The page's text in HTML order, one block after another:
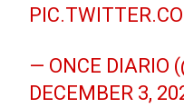
— ONCE DIARIO
DECEMBER 3,